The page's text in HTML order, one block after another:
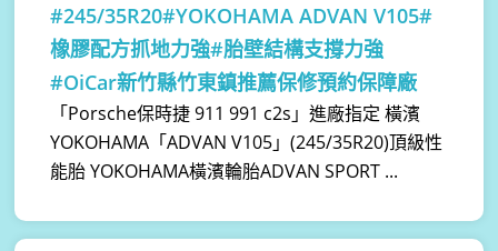
#245/35R20#YOKOHAMA ADVAN V105#
橡膠配方抓地力強#胎壁結構支撐力強
#OiCar新竹縣竹東鎮推薦保修預約保障廠
「Porsche保時捷 911 991 c2s」進廠指定 橫濱
YOKOHAMA「ADVAN V105」(245/35R20)頂級性
能胎 YOKOHAMA橫濱輪胎ADVAN SPORT ...